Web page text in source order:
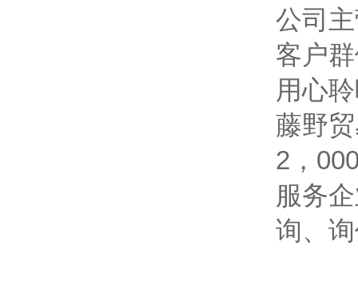
公司
客户
用心
藤野
2，
服务
询、